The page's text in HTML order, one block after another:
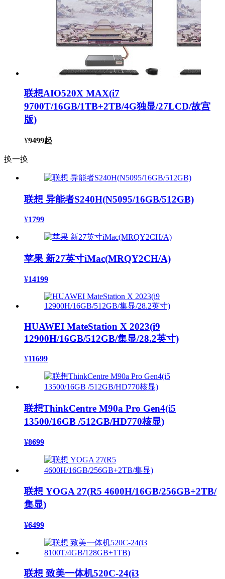
联想AIO520X MAX(i7
9700T/16GB/1TB+2TB/4G独显/27LCD/故宫
版)
¥9499起
换一换
联想 异能者S240H(N5095/16GB/512GB)
¥1799
苹果 新27英寸iMac(MRQY2CH/A)
¥14199
HUAWEI MateStation X 2023(i9
12900H/16GB/512GB/集显/28.2英寸)
¥11699
联想ThinkCentre M90a Pro Gen4(i5
13500/16GB /512GB/HD770核显)
¥8699
联想 YOGA 27(R5 4600H/16GB/256GB+2TB/
集显)
¥6499
联想 致美一体机520C-24(i3